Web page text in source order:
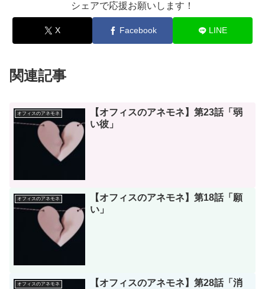
シェアで応援お願いします！
X Facebook LINE
関連記事
オフィスのアネモネ
【オフィスのアネモネ】第23話「弱
い彼」
オフィスのアネモネ
【オフィスのアネモネ】第18話「願
い」
オフィスのアネモネ
【オフィスのアネモネ】第28話「消